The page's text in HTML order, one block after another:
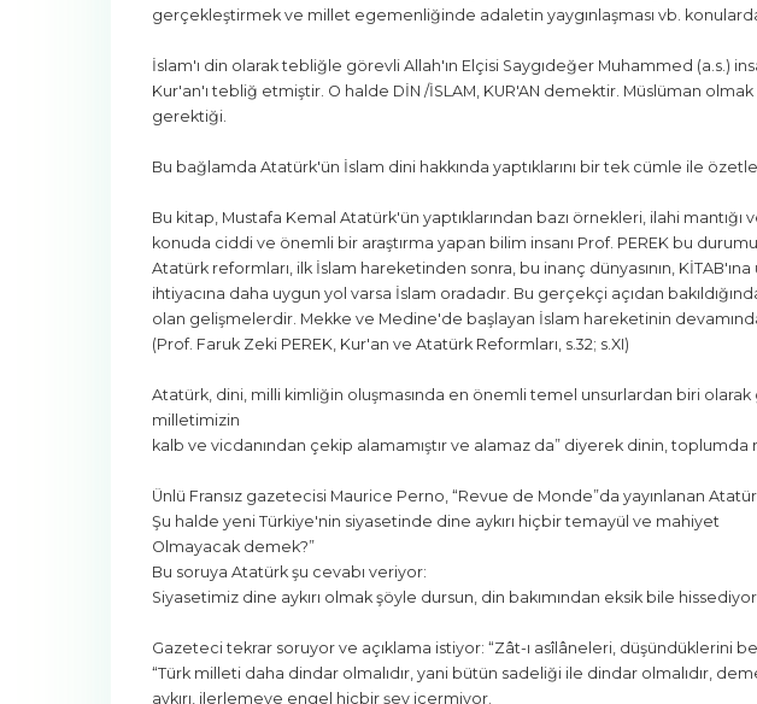
gerçekleştirmek ve millet egemenliğinde adaletin yaygınlaşması vb.
İslam'ı din olarak tebliğle görevli Allah'ın Elçisi Saygıdeğer Muhammed (a.s.)
Kur'an'ı tebliğ etmiştir. O halde DİN /İSLAM, KUR'AN demektir. Müslüman
gerektiği.
Bu bağlamda Atatürk'ün İslam dini hakkında yaptıklarını bir tek cümle ile
Bu kitap, Mustafa Kemal Atatürk'ün yaptıklarından bazı örnekleri, ilahi
konuda ciddi ve önemli bir araştırma yapan bilim insanı Prof. PEREK bu
Atatürk reformları, ilk İslam hareketinden sonra, bu inanç dünyasının,
ihtiyacına daha uygun yol varsa İslam oradadır. Bu gerçekçi açıdan
olan gelişmelerdir. Mekke ve Medine'de başlayan İslam hareketinin
(Prof. Faruk Zeki PEREK, Kur'an ve Atatürk Reformları, s.32; s.XI)
Atatürk, dini, milli kimliğin oluşmasında en önemli temel unsurlardan biri
milletimizin
kalb ve vicdanından çekip alamamıştır ve alamaz da” diyerek dinin,
Ünlü Fransız gazetecisi Maurice Perno, “Revue de Monde”da yayınlanan
Şu halde yeni Türkiye'nin siyasetinde dine aykırı hiçbir temayül ve mahiyet
Olmayacak demek?”
Bu soruya Atatürk şu cevabı veriyor:
Siyasetimiz dine aykırı olmak şöyle dursun, din bakımından eksik bile
Gazeteci tekrar soruyor ve açıklama istiyor: “Zât-ı asîlâneleri, düşündüklerini
“Türk milleti daha dindar olmalıdır, yani bütün sadeliği ile dindar olmalıdır,
aykırı, ilerlemeye engel hiçbir şey içermiyor.